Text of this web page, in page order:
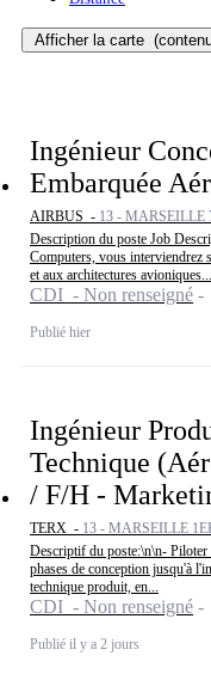
Afficher la carte
Ingénieur
Embarquée
AIRBUS - 13 - MARSEILLE
Description du poste Job
Computers, vous interviendrez
et aux architectures avioniques...
CDI - Non renseigné
Publié hier
Ingénieur
Technique
/ F/H -
TERX - 13 - MARSEILLE
Descriptif du poste:\n\n- Piloter
phases de conception jusqu'à
technique produit, en...
CDI - Non renseigné
Publié il y a 2 jours